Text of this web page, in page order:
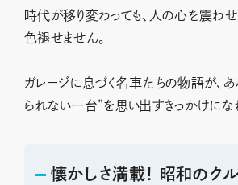
時代が移り変わっても、人の心を震わ
色褪せません。
ガレージに息づく名車たちの物語が、
られない一台”を思い出すきっかけにな
懐かしさ満載！ 昭和のク